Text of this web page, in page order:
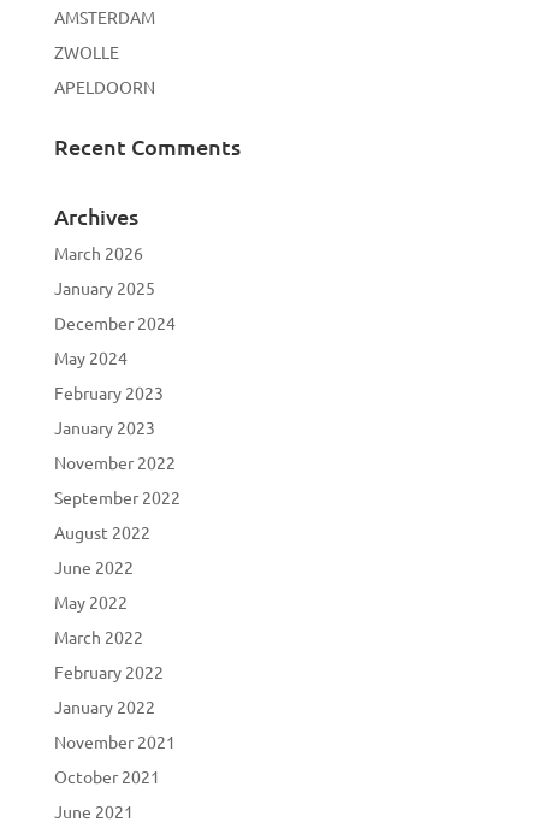
AMSTERDAM
ZWOLLE
APELDOORN
Recent Comments
Archives
March 2026
January 2025
December 2024
May 2024
February 2023
January 2023
November 2022
September 2022
August 2022
June 2022
May 2022
March 2022
February 2022
January 2022
November 2021
October 2021
June 2021